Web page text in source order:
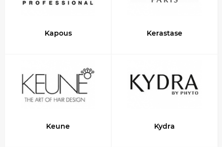
Kapous Kerastase
Keune Kydra